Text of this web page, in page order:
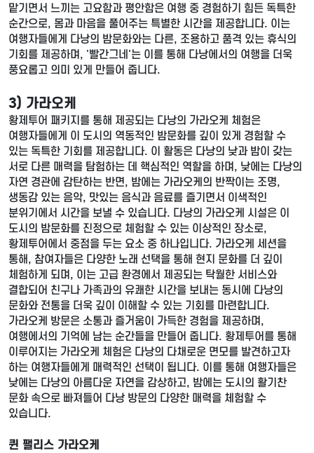
맡기면서 느끼는 고요함과 평안함은 여행 중 경험하기 힘든 독특한
순간으로, 몸과 마음을 풀어주는 특별한 시간을 제공합니다. 이는
여행자들에게 다낭의 밤문화와는 다른, 조용하고 품격 있는 휴식의
기회를 제공하며, '빨간그네'는 이를 통해 다낭에서의 여행을 더욱
풍요롭고 의미 있게 만들어 줍니다.
3) 가라오케
황제투어 패키지를 통해 제공되는 다낭의 가라오케 체험은
여행자들에게 이 도시의 역동적인 밤문화를 깊이 있게 경험할 수
있는 독특한 기회를 제공합니다. 이 활동은 다낭의 낮과 밤이 갖는
서로 다른 매력을 탐험하는 데 핵심적인 역할을 하며, 낮에는 다낭의
자연 경관에 감탄하는 반면, 밤에는 가라오케의 반짝이는 조명,
생동감 있는 음악, 맛있는 음식과 음료를 즐기면서 이색적인
분위기에서 시간을 보낼 수 있습니다. 다낭의 가라오케 시설은 이
도시의 밤문화를 진정으로 체험할 수 있는 이상적인 장소로,
황제투어에서 중점을 두는 요소 중 하나입니다. 가라오케 세션을
통해, 참여자들은 다양한 노래 선택을 통해 현지 문화를 더 깊이
체험하게 되며, 이는 고급 환경에서 제공되는 탁월한 서비스와
결합되어 친구나 가족과의 유쾌한 시간을 보내는 동시에 다낭의
문화와 전통을 더욱 깊이 이해할 수 있는 기회를 마련합니다.
가라오케 방문은 소통과 즐거움이 가득한 경험을 제공하며,
여행에서의 기억에 남는 순간들을 만들어 줍니다. 황제투어를 통해
이루어지는 가라오케 체험은 다낭의 다채로운 면모를 발견하고자
하는 여행자들에게 매력적인 선택이 됩니다. 이를 통해 여행자들은
낮에는 다낭의 아름다운 자연을 감상하고, 밤에는 도시의 활기찬
문화 속으로 빠져들어 다낭 방문의 다양한 매력을 체험할 수
있습니다.
퀸 팰리스 가라오케